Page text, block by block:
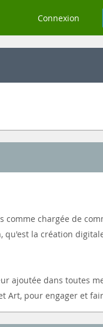
Connexion
comme chargée de
qu'est la création
ajoutée dans toutes
pour engager et